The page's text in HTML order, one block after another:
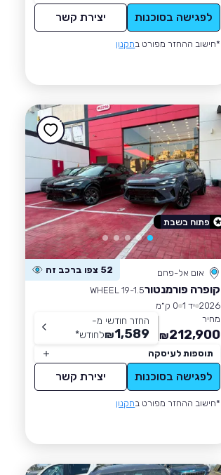
לפגישה בסוכנות יצירת קשר
*חישוב ההחזר מפורט בתקנון
אום אל-פחם 52 צפו ברכב זה
קופרה פורמנטורWHEEL 19-1.5
2026 יד 1
0 ק״מ
מחיר
212,900
₪
החזר חודשי מ-
1,589
₪לחודש*
תוספות לעיסקה
לפגישה בסוכנות יצירת קשר
*חישוב ההחזר מפורט בתקנון
פתוח בשבת